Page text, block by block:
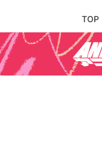
TOP